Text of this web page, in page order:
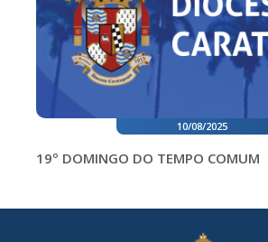
10/08/2025
19º DOMINGO DO TEMPO COMUM